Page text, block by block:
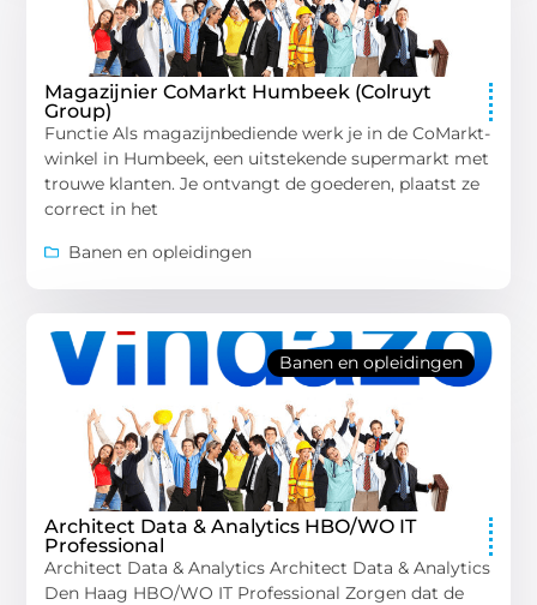
Magazijnier CoMarkt Humbeek (Colruyt
Group)
Functie Als magazijnbediende werk je in de CoMarkt-
winkel in Humbeek, een uitstekende supermarkt met
trouwe klanten. Je ontvangt de goederen, plaatst ze
correct in het
Banen en opleidingen
Banen en opleidingen
Architect Data & Analytics HBO/WO IT
Professional
Architect Data & Analytics Architect Data & Analytics
Den Haag HBO/WO IT Professional Zorgen dat de